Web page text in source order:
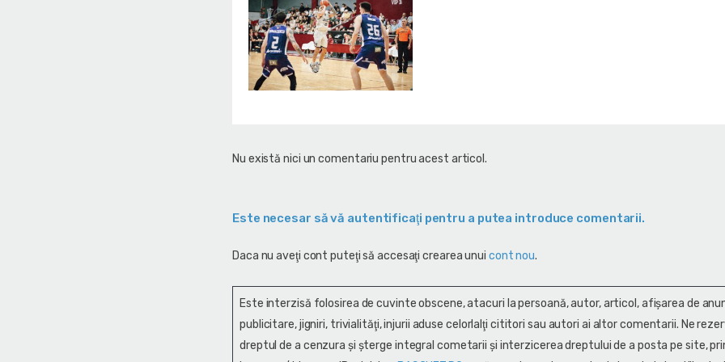
Nu există nici un comentariu pentru acest articol.
Este necesar să vă autentificaţi pentru a putea introduce comentarii.
Daca nu aveţi cont puteţi să accesaţi crearea unui cont nou.
Este interzisă folosirea de cuvinte obscene, atacuri la persoană, autor, articol, afişarea de
publicitare, jigniri, trivialităţi, injurii aduse celorlalţi cititori sau autori ai altor comentarii. Ne
dreptul de a cenzura și şterge integral cometarii și interzicerea dreptului de a posta pe site,